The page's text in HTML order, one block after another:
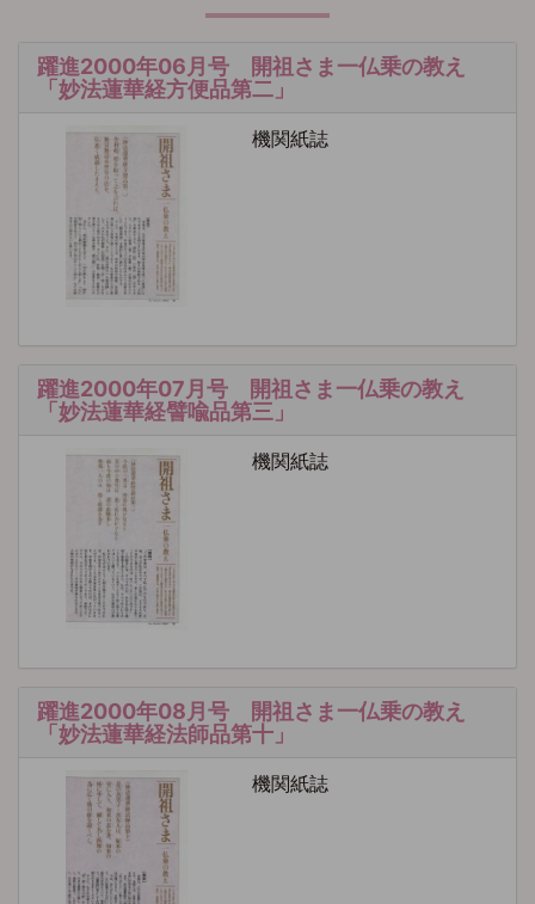
躍進2000年06月号 開祖さま一仏乗の教え
「妙法蓮華経方便品第二」
機関紙誌
躍進2000年07月号 開祖さま一仏乗の教え
「妙法蓮華経譬喩品第三」
機関紙誌
躍進2000年08月号 開祖さま一仏乗の教え
「妙法蓮華経法師品第十」
機関紙誌